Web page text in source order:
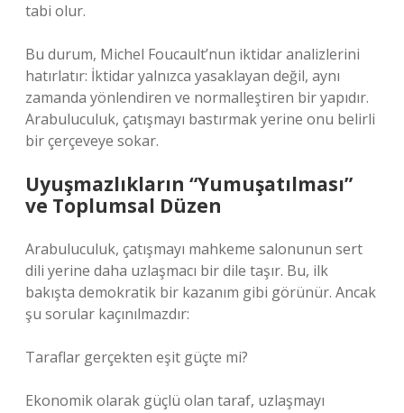
tabi olur.
Bu durum, Michel Foucault’nun iktidar analizlerini
hatırlatır: İktidar yalnızca yasaklayan değil, aynı
zamanda yönlendiren ve normalleştiren bir yapıdır.
Arabuluculuk, çatışmayı bastırmak yerine onu belirli
bir çerçeveye sokar.
Uyuşmazlıkların “Yumuşatılması”
ve Toplumsal Düzen
Arabuluculuk, çatışmayı mahkeme salonunun sert
dili yerine daha uzlaşmacı bir dile taşır. Bu, ilk
bakışta demokratik bir kazanım gibi görünür. Ancak
şu sorular kaçınılmazdır:
Taraflar gerçekten eşit güçte mi?
Ekonomik olarak güçlü olan taraf, uzlaşmayı